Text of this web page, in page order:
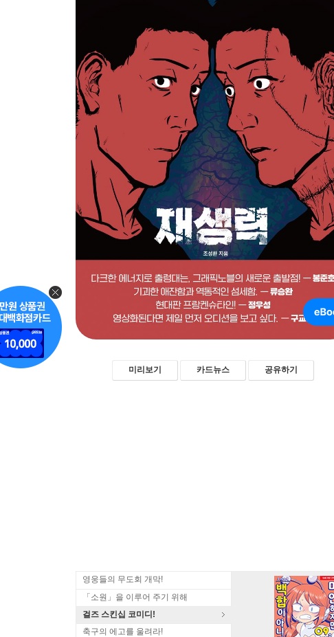
미리보기 카드뉴스 공유하기
영웅들의 무도회 개막!
「소원」을 이루어 주기 위해
걸즈 스킨십 코미디!
축구의 에고를 울려라!